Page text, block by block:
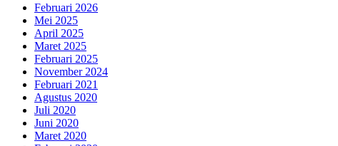
Februari 2026
Mei 2025
April 2025
Maret 2025
Februari 2025
November 2024
Februari 2021
Agustus 2020
Juli 2020
Juni 2020
Maret 2020